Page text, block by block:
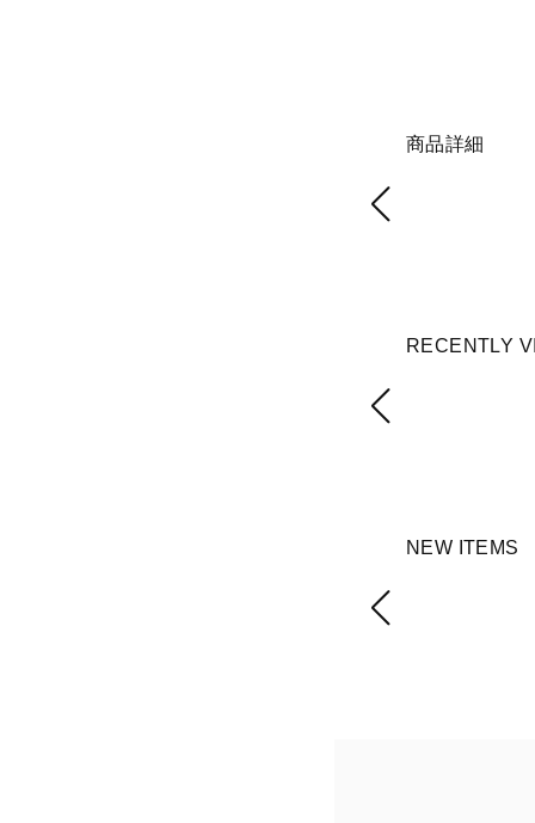
商品詳細
RECENTLY
NEW ITEMS